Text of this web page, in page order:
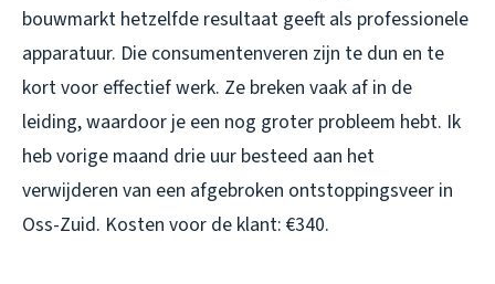
bouwmarkt hetzelfde resultaat geeft als professionele
apparatuur. Die consumentenveren zijn te dun en te
kort voor effectief werk. Ze breken vaak af in de
leiding, waardoor je een nog groter probleem hebt. Ik
heb vorige maand drie uur besteed aan het
verwijderen van een afgebroken ontstoppingsveer in
Oss-Zuid. Kosten voor de klant: €340.